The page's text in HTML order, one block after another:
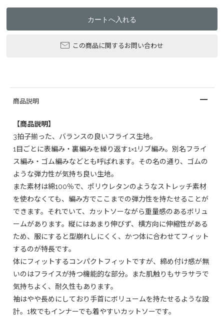
この商品に関するお問い合わせ
商品説明
【商品説明】
3拍子揃った、バランスの良いフライス生地。
1目ごとに表編み・裏編みを繰り返す1×1リブ編み。別名フライ
ス編み・ゴム編みなどとも呼ばれます。その名の通り、ゴムの
ような弾力性が気持ち良い生地。
また素材は綿100％で、ポリウレタンのようなストレッチ素材
を使わなくても、編み方でここまでの弾力性を持たせることが
できます。それでいて、カットソーながら重量感のあるボリュ
ームがあります。縦にはあまり伸びず、横方向に伸縮性がある
ため、服にすると型崩れしにくく、かつ体に合わせてフィット
するのが特長です。
体にフィットするコンパクトフィットですが、締め付け感が無
いのはフライスが持つ機能的な部分。また肌触りもサラサラで
気持ちよく、耐久性もあります。
袖はやや長めにしており手首にボリュームを持たせるような設
計。1枚でもインナーでも着やすいカットソーです。